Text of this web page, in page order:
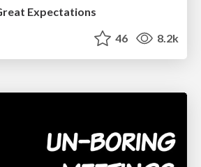
Expectations
46 8.2k